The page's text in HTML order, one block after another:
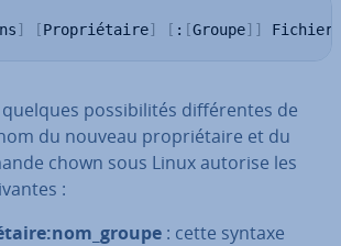
] [Propriétaire] [ : [Groupe] ] Fichier
pos­si­bi­li­tés dif­fé­rentes de
du nouveau pro­prié­taire et du
chown sous Linux autorise les
:
: cette syntaxe